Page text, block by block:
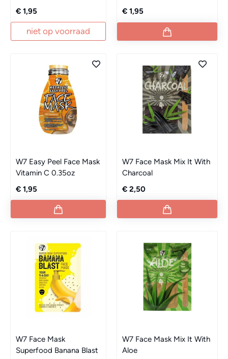
€ 1,95
niet op voorraad
€ 1,95
W7 Easy Peel Face Mask
Vitamin C 0.35oz
€ 1,95
W7 Face Mask Mix It With
Charcoal
€ 2,50
W7 Face Mask
Superfood Banana Blast
W7 Face Mask Mix It With
Aloe